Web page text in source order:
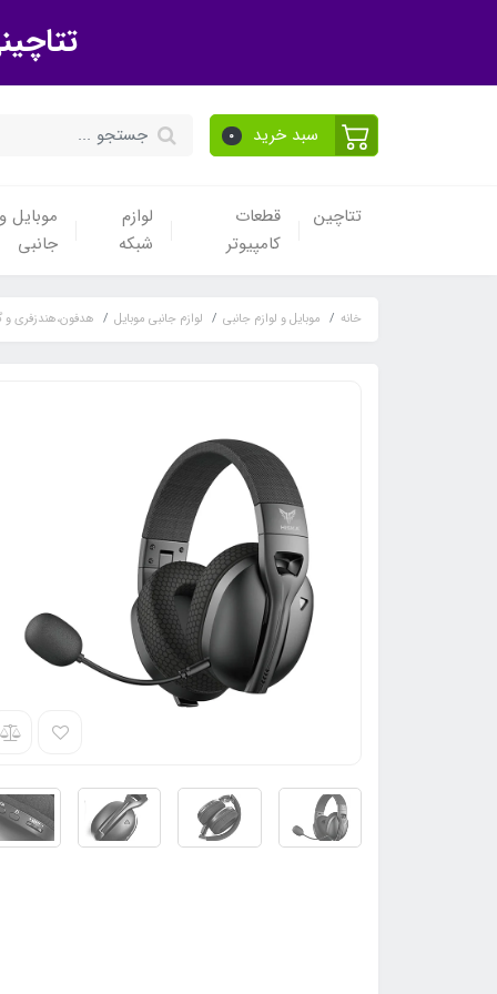
سبد خرید 0
تتاچین
قطعات
کامپیوتر
لوازم
شبکه
موبایل
جانبی
خانه موبایل و لوازم جانبی لوازم جانبی موبایل هدفون،هندزفری و